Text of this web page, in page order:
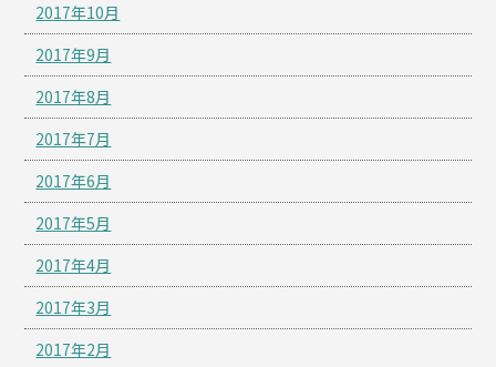
2017年10月
2017年9月
2017年8月
2017年7月
2017年6月
2017年5月
2017年4月
2017年3月
2017年2月